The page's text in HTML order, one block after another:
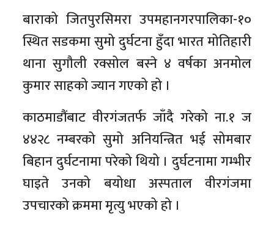
बाराको जितपुरसिमरा उपमहानगरपालिका-१०
स्थित सडकमा सुमो दुर्घटना हुँदा भारत मोतिहारी
थाना सुगौली रक्सोल बस्ने ४ वर्षका अनमोल
कुमार साहको ज्यान गएको हो ।
काठमाडौंबाट वीरगंजतर्फ जाँदै गरेको ना.१ ज
४४२८ नम्बरको सुमो अनियन्त्रित भई सोमबार
बिहान दुर्घटनामा परेको थियो । दुर्घटनामा गम्भीर
घाइते उनको बयोधा अस्पताल वीरगंजमा
उपचारको क्रममा मृत्यु भएको हो ।